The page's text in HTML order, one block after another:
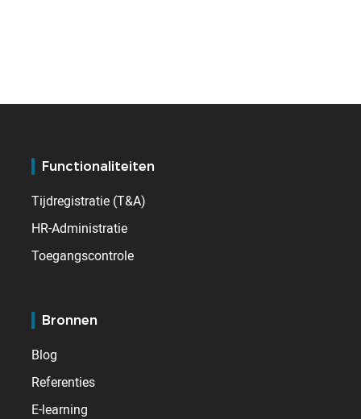
Functionaliteiten
Tijdregistratie (T&A)
HR-Administratie
Toegangscontrole
Bronnen
Blog
Referenties
E-learning